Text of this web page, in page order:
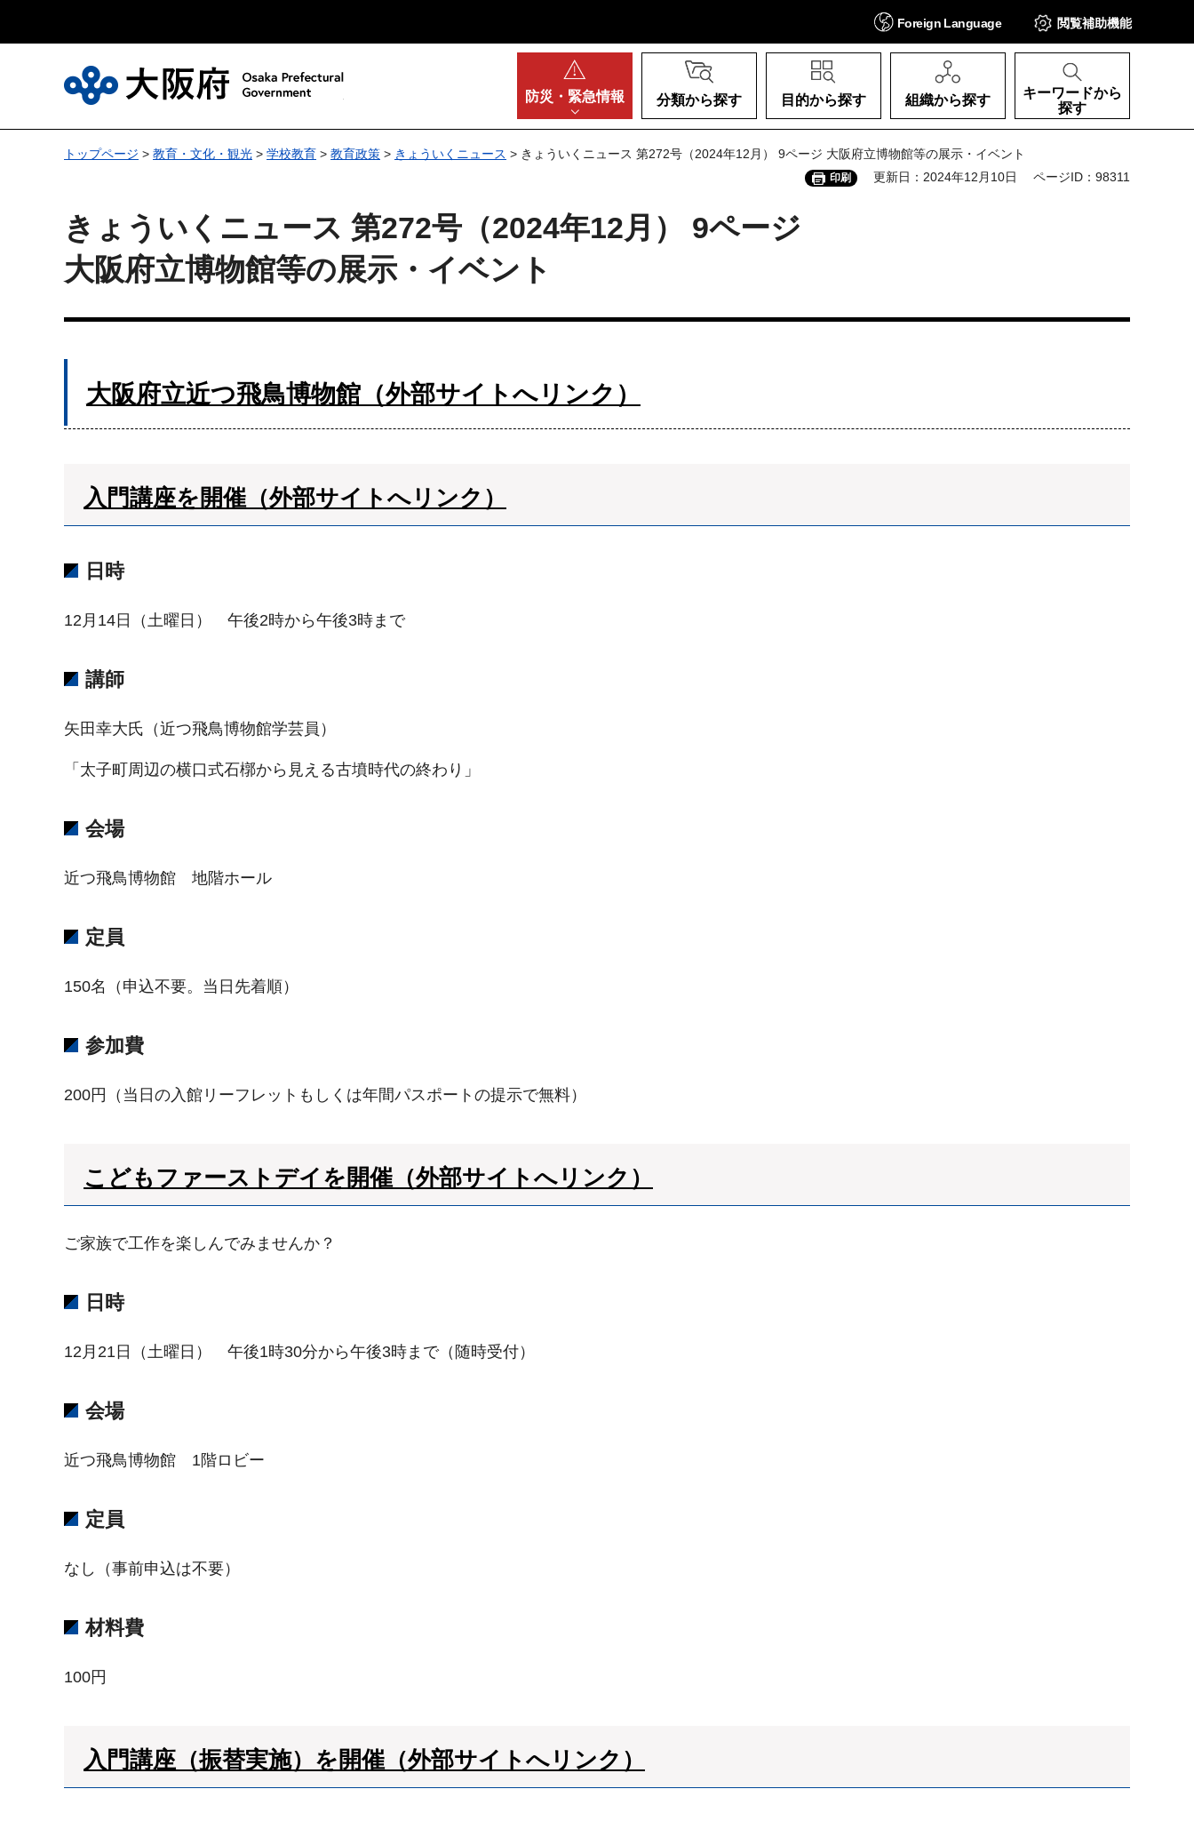
Foreign Language 閲覧補助機能
防災・ 緊急情報 分類から探す 目的から探す 組織から探す
キーワードから
探す
トップページ > 教育・文化・観光 > 学校教育 > 教育政策 > きょういくニュース > きょういくニュース 第272号（2024年12月） 9ページ 大阪府立博物館等の展示・イベント
印刷 更新日：2024年12月10日 ページID：98311
きょういくニュース 第272号（2024年12月） 9ページ
大阪府立博物館等の展示・イベント
大阪府立近つ飛鳥博物館（外部サイトへリンク）
入門講座を開催（外部サイトへリンク）
日時
12月14日（土曜日） 午後2時から午後3時まで
講師
矢田幸大氏（近つ飛鳥博物館学芸員）
「太子町周辺の横口式石槨から見える古墳時代の終わり」
会場
近つ飛鳥博物館 地階ホール
定員
150名（申込不要。当日先着順）
参加費
200円（当日の入館リーフレットもしくは年間パスポートの提示で無料）
こどもファーストデイを開催（外部サイトへリンク）
ご家族で工作を楽しんでみませんか？
日時
12月21日（土曜日） 午後1時30分から午後3時まで（随時受付）
会場
近つ飛鳥博物館 1階ロビー
定員
なし（事前申込は不要）
材料費
100円
入門講座（振替実施）を開催（外部サイトへリンク）